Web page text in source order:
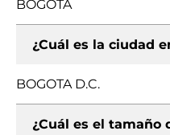
BOGOTA
¿Cuál es la ciudad
BOGOTA D.C.
¿Cuál es el tamaño